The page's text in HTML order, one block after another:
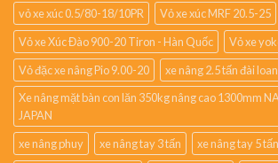
vỏ xe xúc 0.5/80-18/10PR
Vỏ xe xúc MRF 20.5-25
Vỏ xe Xúc Đào 900-20 Tiron - Hàn Quốc
Vỏ xe
Vỏ đặc xe nâng Pio 9.00-20
xe nâng 2.5 tấn đài loan
Xe nâng mặt bàn con lăn 350kg nâng cao 1300mm
JAPAN
xe nâng phuy
xe nâng tay 3 tấn
xe nâng tay 5